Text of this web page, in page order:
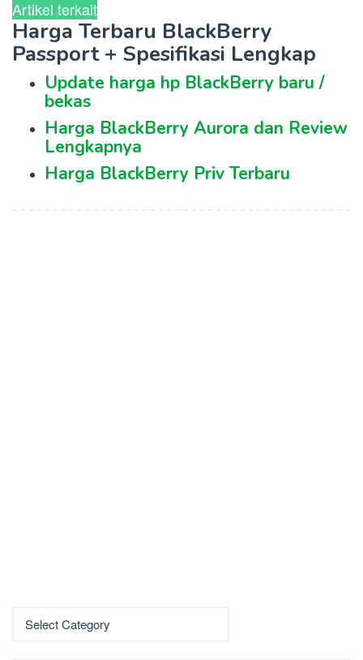
Artikel terkait
Harga Terbaru BlackBerry
Passport + Spesifikasi Lengkap
Update harga hp BlackBerry baru /
bekas
Harga BlackBerry Aurora dan Review
Lengkapnya
Harga BlackBerry Priv Terbaru